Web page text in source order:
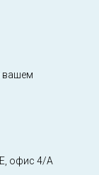
вашем
офис 4/А